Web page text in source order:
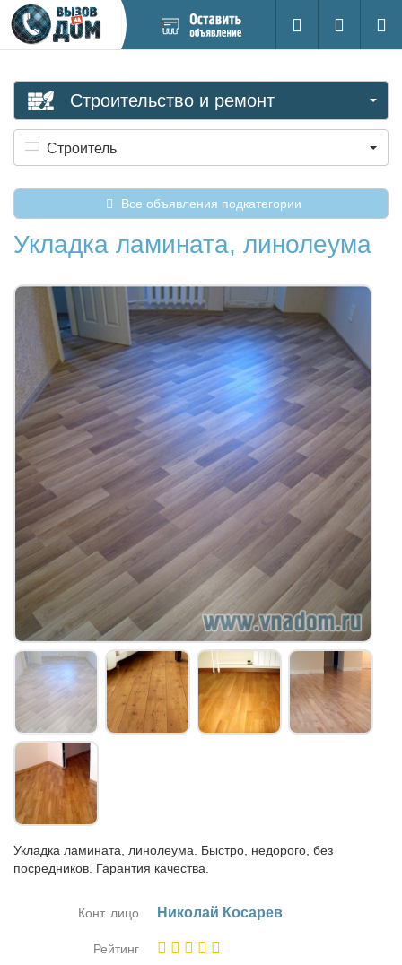
новое
Поиск
Вход на
Строительство и ремонт
Строитель
Все объявления подкатегории
Укладка ламината, линолеума
Укладка ламината, линолеума. Быстро, недорого, без
посредников. Гарантия качества.
Конт. лицо Ни­ко­лай Ко­са­рев
Рейтинг